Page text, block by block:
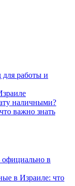
работы и
наличными?
важно знать
официально в
в Израиле: что